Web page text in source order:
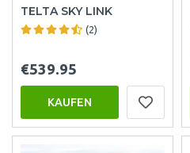
TELTA SKY LINK
(2)
€539.95
KAUFEN